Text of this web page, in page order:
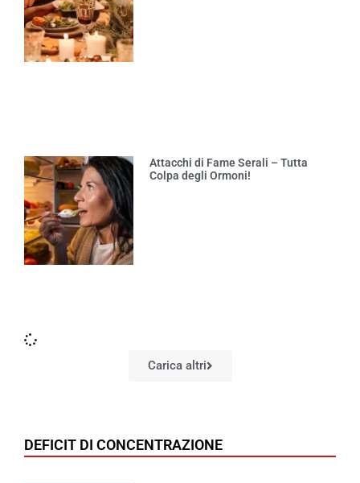
Attacchi di Fame Serali – Tutta
Colpa degli Ormoni!
Carica altri
DEFICIT DI CONCENTRAZIONE